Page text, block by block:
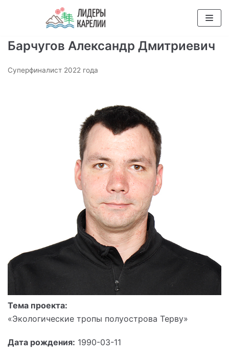
содержимому
Барчугов Александр Дмитриевич
Суперфиналист 2022 года
Тема проекта:
«Экологические тропы полуострова Терву»
Дата рождения: 1990-03-11